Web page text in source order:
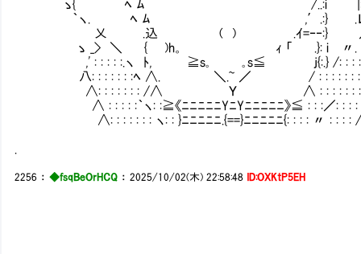
ゝ{ ﾍ ﾑ /..:i |::! }.
｀ヽ. ﾍ ﾑ ,′.:} .レ ,ｲ そう難し
乂 .込 ( ) .ｲ=‐‐:}
ゝ _> ＼ { )h。 ｨ 「 .}: i 〃. : :Y ま、
,' : : : : :.ヽ ﾄ, ≧s｡ ｡s≦ j{:.} /: : : :
八: : : : : : :ﾍ ∧. ＼.~ ／ / : : : : : : : :.八 資金
∧: : : : : : : /∧ Ｙ ∧ : : : : : : :
∧ : : : : :｀ヽ: :≧《ﾆﾆﾆﾆﾆYﾆYﾆﾆﾆﾆﾆ》≦ : : :／: :
∧: : : : : : : ヽ: : }ﾆﾆﾆﾆﾆ.{==}ﾆﾆﾆﾆﾆ{: : : : 〃 : : : :
2256 ：◆fsqBeOrHCQ ：2025/10/02(木) 22:58:48 ID:OXKtP5EH